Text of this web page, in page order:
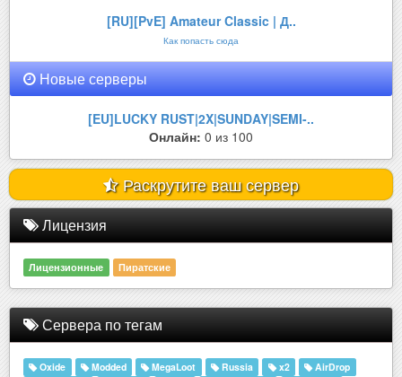
[RU][PvE] Amateur Classic | Д..
Как попасть сюда
Новые серверы
[EU]LUCKY RUST|2X|SUNDAY|SEMI-..
Онлайн: 0 из 100
Раскрутите ваш сервер
Лицензия
Лицензионные Пиратские
Сервера по тегам
Oxide Modded MegaLoot Russia x2
AirDrop